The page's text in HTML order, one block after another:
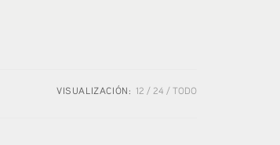
VISUALIZACIÓN: 12 24 TODO